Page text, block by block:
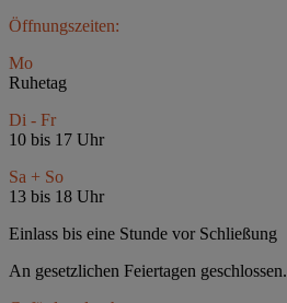
Öffnungszeiten:
Mo
Ruhetag
Di - Fr
10 bis 17 Uhr
Sa + So
13 bis 18 Uhr
Einlass bis eine Stunde vor Schließung
An gesetzlichen Feiertagen geschlossen.